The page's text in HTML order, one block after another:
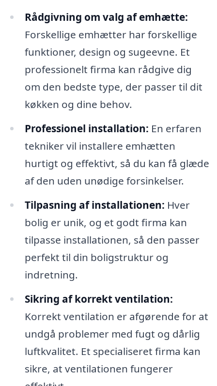
Rådgivning om valg af emhætte:
Forskellige emhætter har forskellige
funktioner, design og sugeevne. Et
professionelt firma kan rådgive dig
om den bedste type, der passer til dit
køkken og dine behov.
Professionel installation: En erfaren
tekniker vil installere emhætten
hurtigt og effektivt, så du kan få glæde
af den uden unødige forsinkelser.
Tilpasning af installationen: Hver
bolig er unik, og et godt firma kan
tilpasse installationen, så den passer
perfekt til din boligstruktur og
indretning.
Sikring af korrekt ventilation:
Korrekt ventilation er afgørende for at
undgå problemer med fugt og dårlig
luftkvalitet. Et specialiseret firma kan
sikre, at ventilationen fungerer